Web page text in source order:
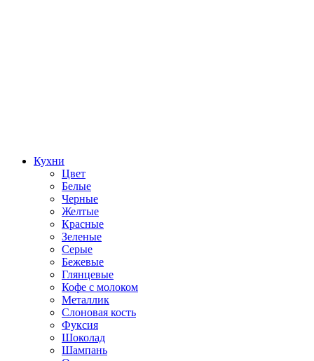
Кухни
Цвет
Белые
Черные
Желтые
Красные
Зеленые
Серые
Бежевые
Глянцевые
Кофе с молоком
Металлик
Слоновая кость
Фуксия
Шоколад
Шампань